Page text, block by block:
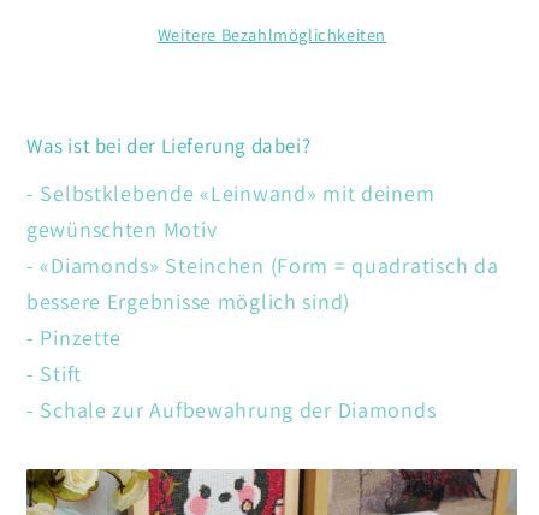
Weitere Bezahlmöglichkeiten
Was ist bei der Lieferung dabei?
- Selbstklebende «Leinwand» mit deinem
gewünschten Motiv
- «Diamonds» Steinchen (Form = quadratisch da
bessere Ergebnisse möglich sind)
- Pinzette
- Stift
- Schale zur Aufbewahrung der Diamonds